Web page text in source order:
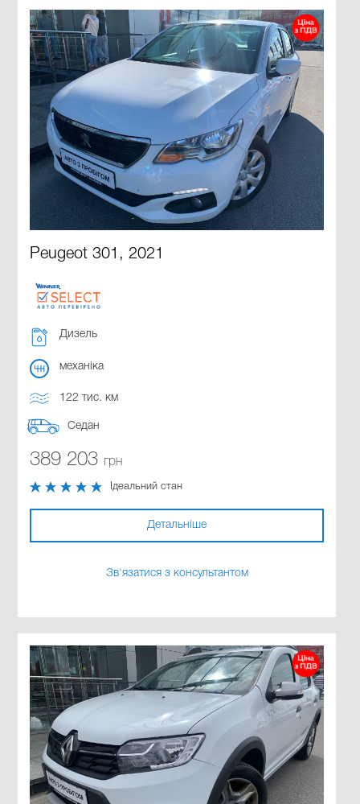
Peugeot 301, 2021
Дизель
механіка
122 тис. км
Седан
389 203 грн
Ідеальний стан
Детальніше
Зв'язатися з консультантом